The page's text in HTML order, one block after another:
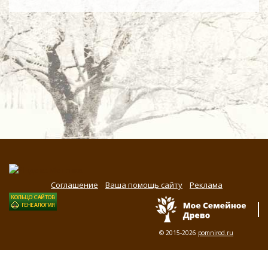
Соглашение Ваша помощь сайту Реклама
© 2015-2026 pomnirod.ru